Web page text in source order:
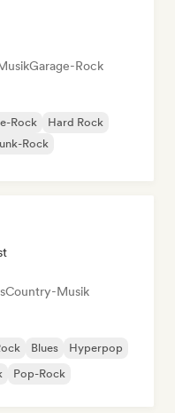
Garage-Rock
Rock
Hard Rock
Rock
Country-Musik
Blues
Hyperpop
Pop-Rock